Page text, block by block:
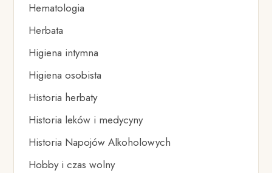
Hematologia
Herbata
Higiena intymna
Higiena osobista
Historia herbaty
Historia leków i medycyny
Historia Napojów Alkoholowych
Hobby i czas wolny